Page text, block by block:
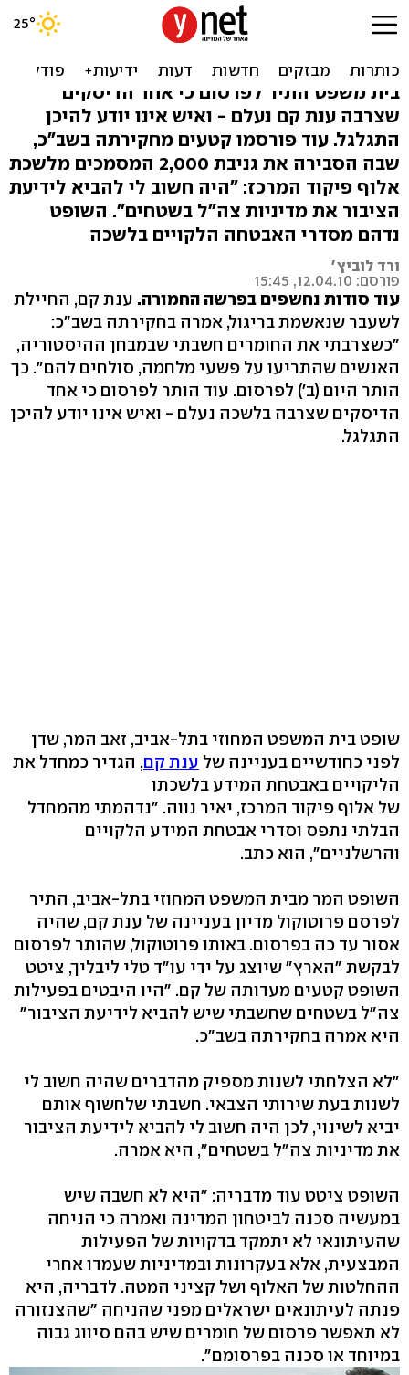
ענת קם לשב"כ: סולחים
לחושפי פשעי מלחמה
בית משפט התיר לפרסום כי אחד הדיסקים
שצרבה ענת קם נעלם - ואיש אינו יודע להיכן
התגלגל. עוד פורסמו קטעים מחקירתה בשב"כ,
שבה הסבירה את גניבת 2,000 המסמכים מלשכת
אלוף פיקוד המרכז: "היה חשוב לי להביא לידיעת
הציבור את מדיניות צה"ל בשטחים". השופט
נדהם מסדרי האבטחה הלקויים בלשכה
ורד לוביץ'
פורסם: 12.04.10, 15:45
עוד סודות נחשפים בפרשה החמורה. ענת קם, החיילת
לשעבר שנאשמת בריגול, אמרה בחקירתה בשב"כ:
"כשצרבתי את החומרים חשבתי שבמבחן ההיסטוריה,
האנשים שהתריעו על פשעי מלחמה, סולחים להם". כך
הותר היום (ב') לפרסום. עוד הותר לפרסום כי אחד
הדיסקים שצרבה בלשכה נעלם - ואיש אינו יודע להיכן
התגלגל.
שופט בית המשפט המחוזי בתל-אביב, זאב המר, שדן
לפני כחודשיים בעניינה של ענת קם, הגדיר כמחדל את
הליקויים באבטחת המידע בלשכתו
של אלוף פיקוד המרכז, יאיר נווה. "נדהמתי מהמחדל
הבלתי נתפס וסדרי אבטחת המידע הלקויים
והרשלניים", הוא כתב.
השופט המר מבית המשפט המחוזי בתל-אביב, התיר
לפרסם פרוטוקול מדיון בעניינה של ענת קם, שהיה
אסור עד כה בפרסום. באותו פרוטוקול, שהותר לפרסום
לבקשת "הארץ" שיוצג על ידי עו"ד טלי ליבליך, ציטט
השופט קטעים מעדותה של קם. "היו היבטים בפעילות
צה"ל בשטחים שחשבתי שיש להביא לידיעת הציבור"
היא אמרה בחקירתה בשב"כ.
"לא הצלחתי לשנות מספיק מהדברים שהיה חשוב לי
לשנות בעת שירותי הצבאי. חשבתי שלחשוף אותם
יביא לשינוי, לכן היה חשוב לי להביא לידיעת הציבור
את מדיניות צה"ל בשטחים", היא אמרה.
השופט ציטט עוד מדבריה: "היא לא חשבה שיש
במעשיה סכנה לביטחון המדינה ואמרה כי הניחה
שהעיתונאי לא יתמקד בדקויות של הפעילות
המבצעית, אלא בעקרונות ובמדיניות שעמדו אחרי
ההחלטות של האלוף ושל קציני המטה. לדבריה, היא
פנתה לעיתונאים ישראלים מפני שהניחה "שהצנזורה
לא תאפשר פרסום של חומרים שיש בהם סיווג גבוה
במיוחד או סכנה בפרסומם".